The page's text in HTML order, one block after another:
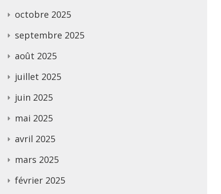
octobre 2025
septembre 2025
août 2025
juillet 2025
juin 2025
mai 2025
avril 2025
mars 2025
février 2025